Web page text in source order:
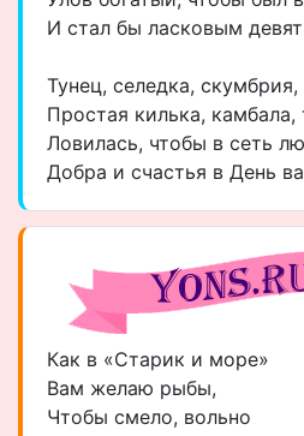
И стал бы ласковым
Тунец, селедка, скумбрия,
Простая килька, камбала,
Ловилась, чтобы в сеть
Добра и счастья в День
Как в «Старик и море»
Вам желаю рыбы,
Чтобы смело, вольно